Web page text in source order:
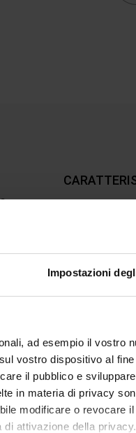
Impostazioni
ad esempio il vostro
vostro dispositivo al
il pubblico e
in materia di privacy
modificare o revocare
attivazione della privacy.
,
Assorbimento
Consumo